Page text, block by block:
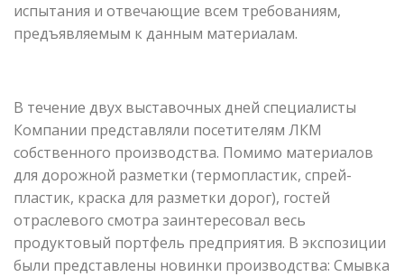
испытания и отвечающие всем требованиям,
предъявляемым к данным материалам.
В течение двух выставочных дней специалисты
Компании представляли посетителям ЛКМ
собственного производства. Помимо материалов
для дорожной разметки (термопластик, спрей-
пластик, краска для разметки дорог), гостей
отраслевого смотра заинтересовал весь
продуктовый портфель предприятия. В экспозиции
были представлены новинки производства: Смывка